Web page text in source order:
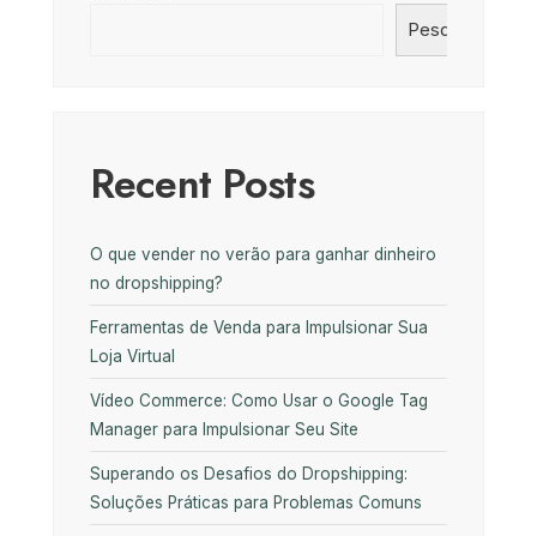
Pesquisar
Recent Posts
O que vender no verão para ganhar dinheiro
no dropshipping?
Ferramentas de Venda para Impulsionar Sua
Loja Virtual
Vídeo Commerce: Como Usar o Google Tag
Manager para Impulsionar Seu Site
Superando os Desafios do Dropshipping:
Soluções Práticas para Problemas Comuns